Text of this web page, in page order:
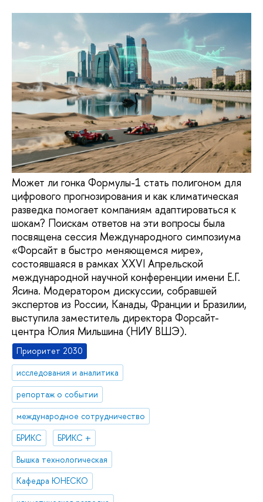
Может ли гонка Формулы-1 стать полигоном для
цифрового прогнозирования и как климатическая
разведка помогает компаниям адаптироваться к
шокам? Поискам ответов на эти вопросы была
посвящена сессия Международного симпозиума
«Форсайт в быстро меняющемся мире»,
состоявшаяся в рамках XXVI Апрельской
международной научной конференции имени Е.Г.
Ясина. Модератором дискуссии, собравшей
экспертов из России, Канады, Франции и Бразилии,
выступила заместитель директора Форсайт-
центра Юлия Мильшина (НИУ ВШЭ).
Приоритет 2030
исследования и аналитика
репортаж о событии
международное сотрудничество
БРИКС
БРИКС +
Вышка технологическая
Кафедра ЮНЕСКО